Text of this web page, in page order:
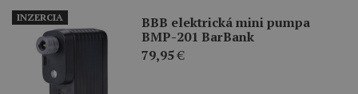
BBB elektrická mini pumpa
BMP-201 BarBank
79,95€
INZERCIA